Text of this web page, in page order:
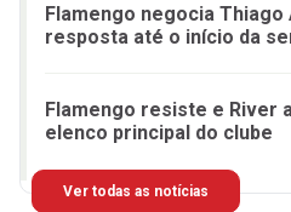
Flamengo negocia Thiago
resposta até o início da
Flamengo resiste e River
elenco principal do clube
Ver todas as notícias